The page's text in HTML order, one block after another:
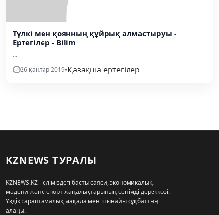
Түлкі мен қоянның құйрық алмастыруы -
Ертегілер - Bilim
...
26 қаңтар 2019•Қазақша ертегілер
KZNEWS ТУРАЛЫ
KZNEWS.KZ - еліміздегі басты саяси, экономикалық,
мәдени және спорт жаңалықтарының сенімді дереккөзі.
Үздік сараптамалық мақала мен шынайы сұқбаттың
алаңы.